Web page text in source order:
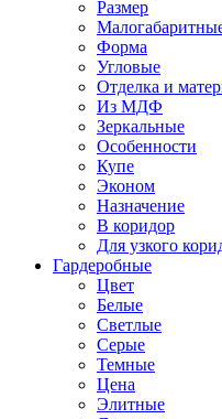
Размер
Форма
Угловые
Отделка и
Из МДФ
Зеркальные
Особенности
Купе
Эконом
Назначение
В коридор
Для узкого
Гардеробные
Цвет
Белые
Светлые
Серые
Темные
Цена
Элитные